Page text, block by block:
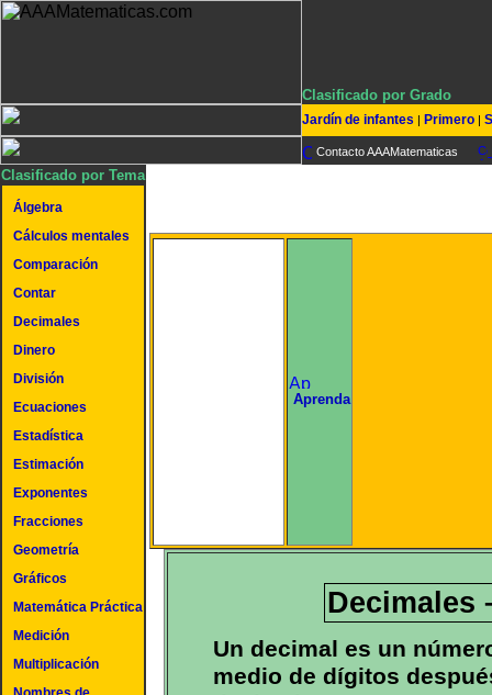
Clasificado por Grado
Jardín de infantes | Primero |
Contacto AAAMatematicas
Clasificado por Tema
Álgebra
Cálculos mentales
Comparación
Contar
Decimales
Dinero
División
Ecuaciones
Estadística
Estimación
Exponentes
Fracciones
Geometría
Gráficos
Matemática Práctica
Medición
Multiplicación
Aprenda
Decimales
Un decimal es un
medio de dígitos